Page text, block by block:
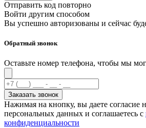
Отправить код повторно
Войти другим способом
Вы успешно авторизованы и сейчас
Обратный звонок
Оставьте номер телефона, чтобы мы
Заказать звонок
Нажимая на кнопку, вы даете согласие
персональных данных и соглашаетесь с
конфиденциальности